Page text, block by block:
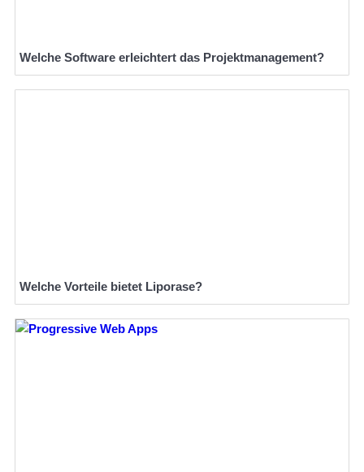
Welche Software erleichtert das Projektmanagement?
Welche Vorteile bietet Liporase?